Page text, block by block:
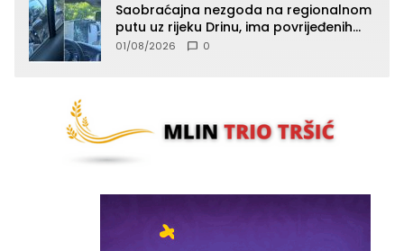
Saobraćajna nezgoda na regionalnom
putu uz rijeku Drinu, ima povrijeđenih
lica (FOTO)
01/08/2026 0